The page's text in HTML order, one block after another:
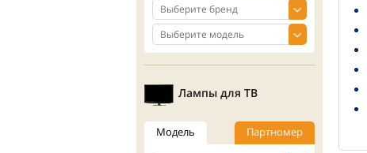
Лампы для ТВ
Модель Партномер